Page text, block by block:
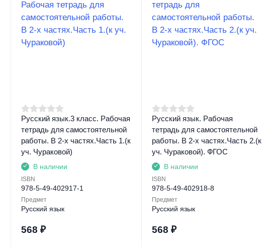
Русский язык.3 класс. Рабочая
тетрадь для самостоятельной
работы. В 2-х частях.Часть 1.(к
уч. Чураковой)
В наличии
ISBN
978-5-49-402917-1
Предмет
Русский язык
568 ₽
Русский язык. Рабочая
тетрадь для самостоятельной
работы. В 2-х частях.Часть 2.(к
уч. Чураковой). ФГОС
В наличии
ISBN
978-5-49-402918-8
Предмет
Русский язык
568 ₽